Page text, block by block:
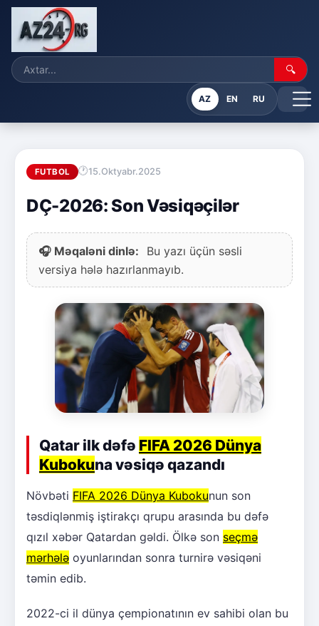
🔍
AZ EN RU
FUTBOL 15.Oktyabr.2025
DÇ-2026: Son Vəsiqəçilər
🎧 Məqaləni dinlə:
Bu yazı üçün səsli
versiya hələ hazırlanmayıb.
Qatar ilk dəfə FIFA 2026 Dünya
Kubokuna vəsiqə qazandı
Növbəti FIFA 2026 Dünya Kubokunun son
təsdiqlənmiş iştirakçı qrupu arasında bu dəfə
qızıl xəbər Qatardan gəldi. Ölkə son seçmə
mərhələ oyunlarından sonra turnirə vəsiqəni
təmin edib.
2022-ci il dünya çempionatının ev sahibi olan bu